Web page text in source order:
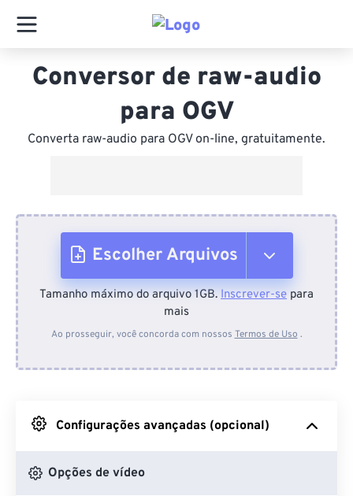
Conversor de raw-audio
para OGV
Converta raw-audio para OGV on-line, gratuitamente.
Escolher Arquivos
Do dispositivo
Do Google Drive
Do OneDrive
Tamanho máximo do arquivo 1GB. Inscrever-se para
mais
Ao prosseguir, você concorda com nossos Termos de Uso .
Configurações avançadas (opcional)
Opções de vídeo